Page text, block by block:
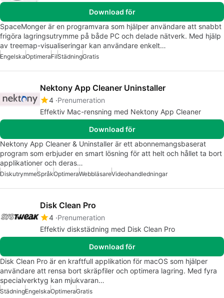
Download för
SpaceMonger är en programvara som hjälper användare att snabbt
frigöra lagringsutrymme på både PC och delade nätverk. Med hjälp
av treemap-visualiseringar kan användare enkelt…
EngelskaOptimeraFilStädningGratis
Nektony App Cleaner Uninstaller
4 Prenumeration
Effektiv Mac-rensning med Nektony App Cleaner
Download för
Nektony App Cleaner & Uninstaller är ett abonnemangsbaserat
program som erbjuder en smart lösning för att helt och hållet ta bort
applikationer och deras…
DiskutrymmeSpråkOptimeraWebbläsareVideohandledningar
Disk Clean Pro
4 Prenumeration
Effektiv diskstädning med Disk Clean Pro
Download för
Disk Clean Pro är en kraftfull applikation för macOS som hjälper
användare att rensa bort skräpfiler och optimera lagring. Med fyra
specialverktyg kan mjukvaran…
StädningEngelskaOptimeraGratis